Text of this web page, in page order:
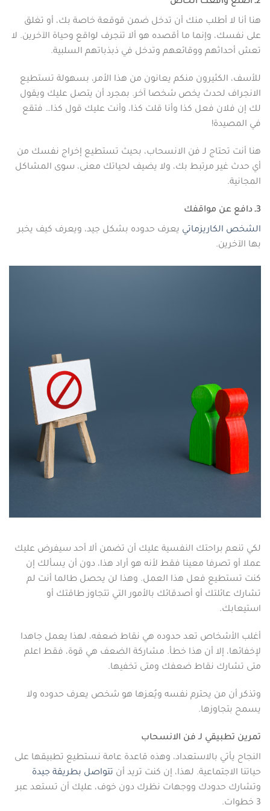
2ـ اصنع واقعك الخاص
هنا أنا لا أطلب منك أن تدخل ضمن قوقعة خاصة بك، أو تغلق
على نفسك، وإنما ما أقصده هو ألا تنجرف لواقع وحياة الآخرين. لا
تعش أحداثهم ووقائعهم وتدخل في ذبذباتهم السلبية.
للأسف، الكثيرون منكم يعانون من هذا الأمر، بسهولة تستطيع
الانجراف لحدث يخص شخصا آخر. بمجرد أن يتصل عليك ويقول
لك إن فلان فعل كذا وأنا قلت كذا، وأنت عليك قول كذا… فتقع
في المصيدة!
هنا أنت تحتاج لـ فن الانسحاب، بحيث تستطيع إخراج نفسك من
أي حدث غير مرتبط بك، ولا يضيف لحياتك معنى، سوى المشاكل
المجانية.
3ـ دافع عن مواقفك
الشخص الكاريزماتي يعرف حدوده بشكل جيد، ويعرف كيف يخبر
بها الآخرين.
لكي تنعم براحتك النفسية عليك أن تضمن ألا أحد سيفرض عليك
عملا أو تصرفا معينا فقط لأنه هو أراد هذا، دون أن يسألك إن
كنت تستطيع فعل هذا العمل. وهذا لن يحصل طالما أنت لم
تشارك عائلتك أو أصدقائك بالأمور التي تتجاوز طاقتك أو
استيعابك.
أغلب الأشخاص تعد حدوده هي نقاط ضعفه، لهذا يعمل جاهدا
لإخفائها، إلا أن هذا خطأ. مشاركة الضعف هي قوة، فقط اعلم
متى تشارك نقاط ضعفك ومتى تخفيها.
وتذكر أن من يحترم نفسه ويُعزها هو شخص يعرف حدوده ولا
يسمح بتجاوزها.
تمرين تطبيقي لـ فن الانسحاب
النجاح يأتي بالاستعداد، وهذه قاعدة عامة نستطيع تطبيقها على
حياتنا الاجتماعية. لهذا، إن كنت تريد أن تتواصل بطريقة جيدة
وتشارك حدودك ووجهات نظرك دون خوف، عليك أن تستعد عبر
3 خطوات.